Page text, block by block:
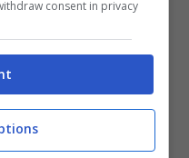
convincerla della
senza risultati. A
incosciente nel
consent in privacy